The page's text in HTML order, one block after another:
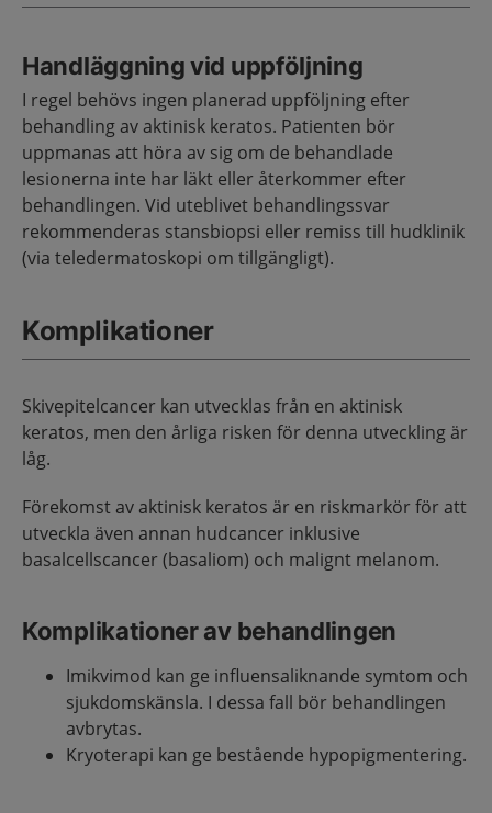
Handläggning vid uppföljning
I regel behövs ingen planerad uppföljning efter
behandling av aktinisk keratos. Patienten bör
uppmanas att höra av sig om de behandlade
lesionerna inte har läkt eller återkommer efter
behandlingen. Vid uteblivet behandlingssvar
rekommenderas stansbiopsi eller remiss till hudklinik
(via teledermatoskopi om tillgängligt).
Komplikationer
Skivepitelcancer kan utvecklas från en aktinisk
keratos, men den årliga risken för denna utveckling är
låg.
Förekomst av aktinisk keratos är en riskmarkör för att
utveckla även annan hudcancer inklusive
basalcellscancer (basaliom) och malignt melanom.
Komplikationer av behandlingen
Imikvimod kan ge influensaliknande symtom och
sjukdomskänsla. I dessa fall bör behandlingen
avbrytas.
Kryoterapi kan ge bestående hypopigmentering.